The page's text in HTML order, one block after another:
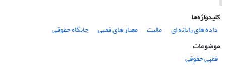
کلیدواژه‌ها
داده های رایانه ای
مالیت معیار های فقهی
جایگاه حقوقی
موضوعات
فقهی حقوقی